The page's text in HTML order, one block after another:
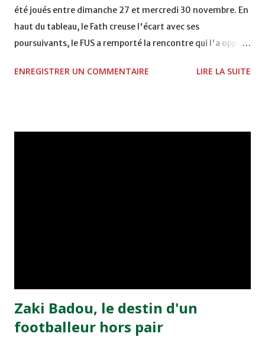
été joués entre dimanche 27 et mercredi 30 novembre. En
haut du tableau, le Fath creuse l'écart avec ses
poursuivants, le FUS a remporté la rencontre qui l'a opposé
2, Badr Kachani a ouvert la marque à la 38e pour les
ENREGISTRER UN COMMENTAIRE LIRE LA SUITE
Zaki Badou, le destin d'un
footballeur hors pair